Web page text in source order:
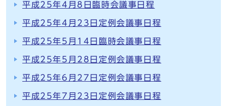
平成25年4月8日臨時会議事日程
平成25年4月23日定例会議事日程
平成25年5月14日臨時会議事日程
平成25年5月28日定例会議事日程
平成25年6月27日定例会議事日程
平成25年7月23日定例会議事日程